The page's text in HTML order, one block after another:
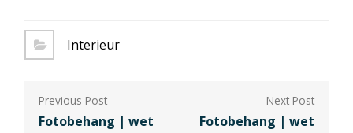
Interieur
Berichtnavigatie
Fotobehang | wet
Fotobehang | wet